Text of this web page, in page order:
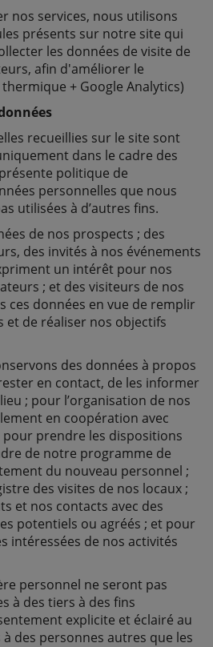
nos services, nous utilisons
présents sur notre site qui
les données de visite de
afin d'améliorer le
+ Google Analytics)
recueillies sur le site sont
dans le cadre des
politique de
personnelles que nous
utilisées à d’autres fins.
de nos prospects ; des
des invités à nos événements
un intérêt pour nos
; et des visiteurs de nos
ces données en vue de remplir
et de réaliser nos objectifs
des données à propos
en contact, de les informer
; pour l’organisation de nos
en coopération avec
pour prendre les dispositions
de notre programme de
du nouveau personnel ;
des visites de nos locaux ;
et nos contacts avec des
potentiels ou agréés ; et pour
intéressées de nos activités
personnel ne seront pas
à des tiers à des fins
explicite et éclairé au
des personnes autres que les